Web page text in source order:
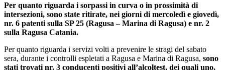
Per quanto riguarda i sorpassi in curva o in prossimità di
intersezioni, sono state ritirate, nei giorni di mercoledì e giovedì,
nr. 6 patenti sulla SP 25 (Ragusa – Marina di Ragusa) e nr. 2
sulla Ragusa Catania.
Per quanto riguarda i servizi volti a prevenire le stragi del sabato
sera, durante i controlli espletati a Ragusa e Marina di Ragusa, sono
stati trovati nr. 3 conducenti positivi all’alcoltest, dei quali uno,